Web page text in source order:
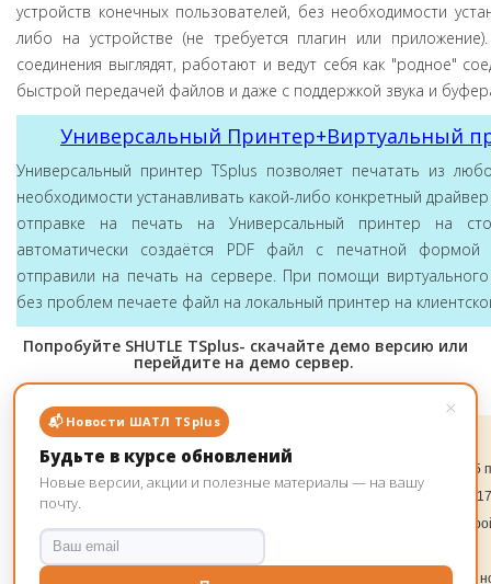
устройств конечных пользователей, без необходимости
либо на устройстве (не требуется плагин или
соединения выглядят, работают и ведут себя как "родное"
быстрой передачей файлов и даже с поддержкой звука и
Универсальный Принтер+Виртуальный
Универсальный принтер TSplus позволяет печатать из
необходимости устанавливать какой-либо конкретный
отправке на печать на Универсальный принтер на
автоматически создаётся PDF файл с печатной
отправили на печать на сервере. При помощи
без проблем печаете файл на локальный принтер на
Попробуйте SHUTLE TSplus- скачайте демо версию или
перейдите на демо сервер.
Загрузить дистрибутив TSplus
Скачать версию SHUTLE TSplus Remote Access сервер терминалов на 5
дневная полнофункциональная пробная версия. Демо версия TSplus
полный функционал сервера терминалов+ веб сервер TSplus,
Воспользуйтесь всеми этими удивительными новыми функциями с
×
📬 Новости ШАТЛ TSplus
Будьте в курсе обновлений
Новые версии, акции и полезные материалы — на вашу
почту.